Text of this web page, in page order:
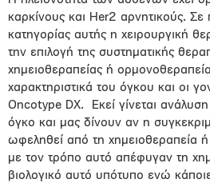
καρκίνους και Her2 αρνητικούς.
κατηγορίας αυτής η χειρουργική
την επιλογή της συστηματικής
χημειοθεραπείας ή
χαρακτηριστικά του όγκου και οι
Oncotype DX. Εκεί γίνεται
όγκο και μας δίνουν αν η
ωφεληθεί από τη χημειοθεραπεία
με τον τρόπο αυτό απέφυγαν τη
βιολογικό αυτό υπότυπο ενώ